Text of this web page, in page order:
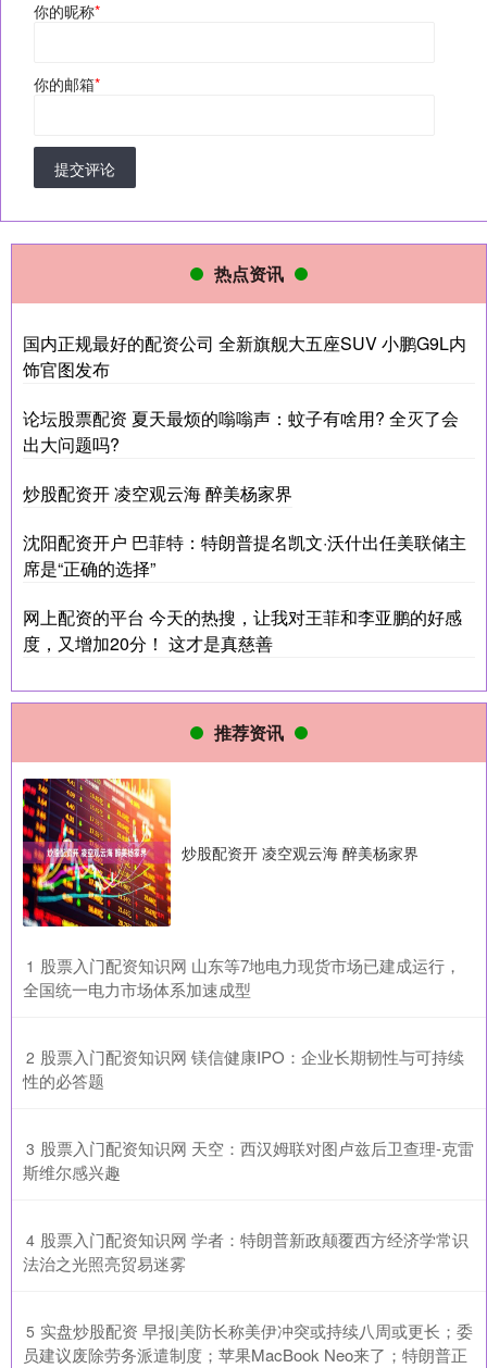
你的昵称*
你的邮箱*
提交评论
热点资讯
国内正规最好的配资公司 全新旗舰大五座SUV 小鹏G9L内
饰官图发布
论坛股票配资 夏天最烦的嗡嗡声：蚊子有啥用? 全灭了会
出大问题吗?
炒股配资开 凌空观云海 醉美杨家界
沈阳配资开户 巴菲特：特朗普提名凯文·沃什出任美联储主
席是“正确的选择”
网上配资的平台 今天的热搜，让我对王菲和李亚鹏的好感
度，又增加20分！ 这才是真慈善
推荐资讯
炒股配资开 凌空观云海 醉美杨家界
1 ​股票入门配资知识网 山东等7地电力现货市场已建成运行，
全国统一电力市场体系加速成型
2 ​股票入门配资知识网 镁信健康IPO：企业长期韧性与可持续
性的必答题
3 ​股票入门配资知识网 天空：西汉姆联对图卢兹后卫查理-克雷
斯维尔感兴趣
4 ​股票入门配资知识网 学者：特朗普新政颠覆西方经济学常识
法治之光照亮贸易迷雾
5 ​实盘炒股配资 早报|美防长称美伊冲突或持续八周或更长；委
员建议废除劳务派遣制度；苹果MacBook Neo来了；特朗普正